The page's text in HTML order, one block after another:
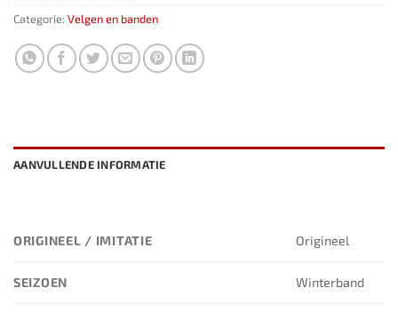
Categorie: Velgen en banden
AANVULLENDE INFORMATIE
ORIGINEEL / IMITATIE Origineel
SEIZOEN Winterband